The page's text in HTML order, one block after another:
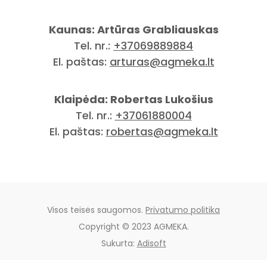
Kaunas: Artūras Grabliauskas
Tel. nr.: +37069889884
El. paštas: arturas@agmeka.lt
Klaipėda: Robertas Lukošius
Tel. nr.: +37061880004
El. paštas: robertas@agmeka.lt
Visos teisės saugomos. Privatumo politika
Copyright © 2023 AGMEKA.
Sukurta: Adisoft